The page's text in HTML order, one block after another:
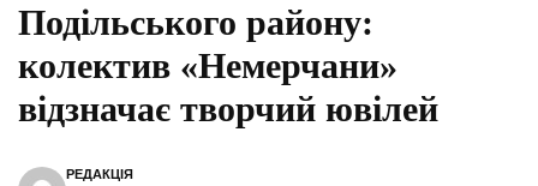
Подільського району:
колектив «Немерчани»
відзначає творчий ювілей
РЕДАКЦІЯ